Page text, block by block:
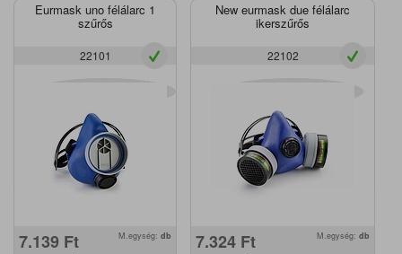
Eurmask uno félálarc 1
szűrős
22101
7.139 Ft M.egység: db
New eurmask due félálarc
ikerszűrős
22102
7.324 Ft M.egység: db